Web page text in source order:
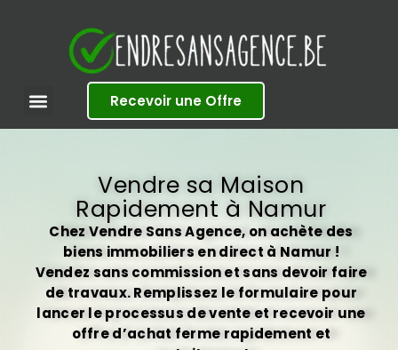
Recevoir une Offre
Vendre sa Maison
Rapidement à Namur
Chez Vendre Sans Agence, on achète des
biens immobiliers en direct à Namur !
Vendez sans commission et sans devoir faire
de travaux. Remplissez le formulaire pour
lancer le processus de vente et recevoir une
offre d’achat ferme rapidement et